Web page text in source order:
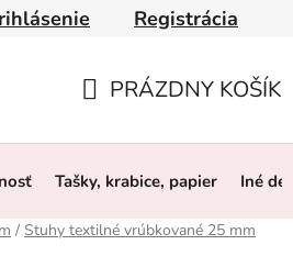
Ochrana osobných údajov
Registrácia
KOŠÍK
PRÁZDNY KOŠÍK
Tašky, krabice, papier Iné
/ Stuhy textilné vrúbkované 25 mm